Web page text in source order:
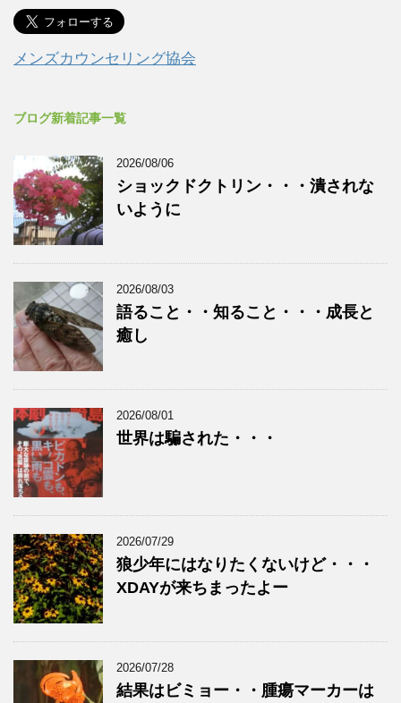
メンズカウンセリング協会
ブログ新着記事一覧
2026/08/06
ショックドクトリン・・・潰されな
いように
2026/08/03
語ること・・知ること・・・成長と
癒し
2026/08/01
世界は騙された・・・
2026/07/29
狼少年にはなりたくないけど・・・
XDAYが来ちまったよー
2026/07/28
結果はビミョー・・腫瘍マーカーは